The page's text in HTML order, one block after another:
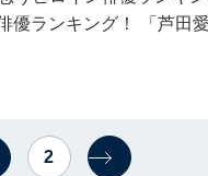
優ランキング！ 「芦田
2